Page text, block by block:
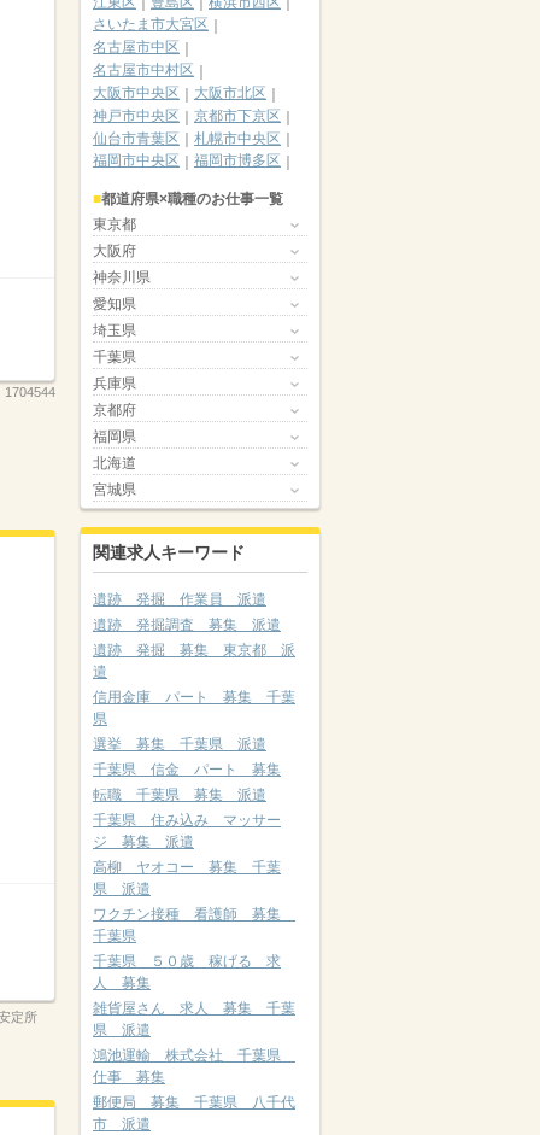
1704544
定所
さいたま市大宮区
名古屋市中区
名古屋市中村区
大阪市中央区
大阪市北区
神戸市中央区
京都市下京区
仙台市青葉区
札幌市中央区
福岡市中央区
福岡市博多区
都道府県×職種のお仕事一覧
東京都
大阪府
神奈川県
愛知県
埼玉県
千葉県
兵庫県
京都府
福岡県
北海道
宮城県
関連求人キーワード
遺跡 発掘 作業員 派遣
遺跡 発掘調査 募集 派遣
遺跡 発掘 募集 東京都 派
遣
信用金庫 パート 募集 千葉
県
選挙 募集 千葉県 派遣
千葉県 信金 パート 募集
転職 千葉県 募集 派遣
千葉県 住み込み マッサー
ジ 募集 派遣
高柳 ヤオコー 募集 千葉
県 派遣
ワクチン接種 看護師 募集
千葉県
千葉県 ５０歳 稼げる 求
人 募集
雑貨屋さん 求人 募集 千葉
県 派遣
鴻池運輸 株式会社 千葉県
仕事 募集
郵便局 募集 千葉県 八千代
市 派遣